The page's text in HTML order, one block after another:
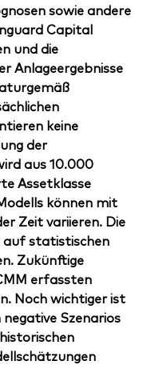
sowie andere
Capital
und die
Anlageergebnisse
keine
der
aus 10.000
Assetklasse
können mit
Zeit variieren. Die
auf statistischen
Zukünftige
erfassten
Noch wichtiger ist
Szenarios